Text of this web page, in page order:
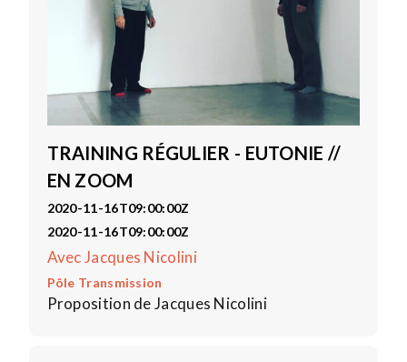
TRAINING RÉGULIER - EUTONIE //
EN ZOOM
2020-11-16T09:00:00Z
2020-11-16T09:00:00Z
Avec Jacques Nicolini
Pôle Transmission
Proposition de Jacques Nicolini